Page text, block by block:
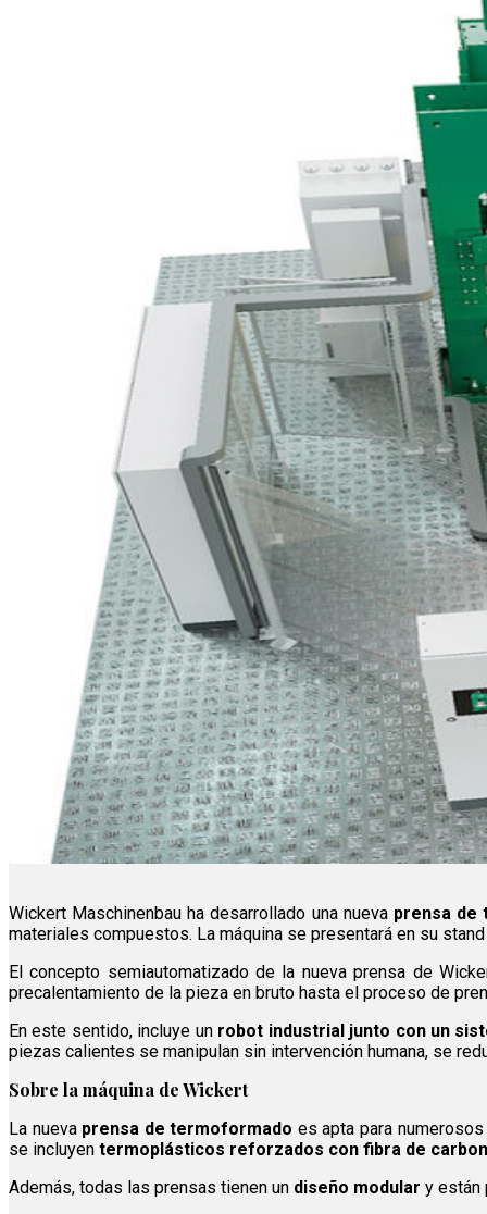
Wickert Maschinenbau ha desarrollado una nuevaprensa de
materiales compuestos. La máquina se presentará en su
El concepto semiautomatizado de la nueva prensa de
precalentamiento de la pieza en bruto hasta el proceso de
En este sentido, incluye un robot industrial junto con un
piezas calientes se manipulan sin intervención humana, se
Sobre la máquina de Wickert
La nueva prensa de termoformado es apta para
se incluyen termoplásticos reforzados con fibra de
Además, todas las prensas tienen un diseño modular y están